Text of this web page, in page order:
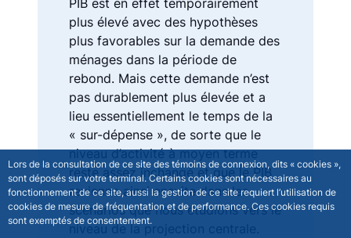
Lors de la consultation de ce site des témoins de connexion, dits « cookies »,
sont déposés sur votre terminal. Certains cookies sont nécessaires au
fonctionnement de ce site, aussi la gestion de ce site requiert l’utilisation de
cookies de mesure de fréquentation et de performance. Ces cookies requis
sont exemptés de consentement.
PIB est en effet temporairement
plus élevé avec des hypothèses
plus favorables sur la demande des
ménages dans la période de
rebond. Mais cette demande n’est
pas durablement plus élevée et a
lieu essentiellement le temps de la
« sur-dépense », de sorte que le
niveau d’activité à moyen terme
reste assez inchangé et que le PIB
revienne ainsi ensuite dans les
scénarios que nous étudions vers le
niveau de la projection centrale.